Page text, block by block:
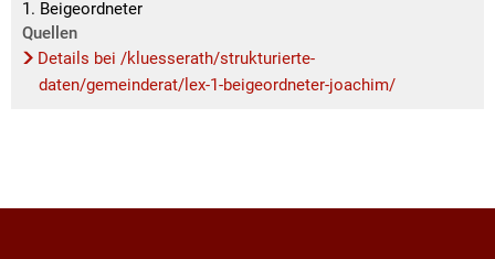
1. Beigeordneter
Quellen
Details bei /kluesserath/strukturierte-
daten/gemeinderat/lex-1-beigeordneter-joachim/